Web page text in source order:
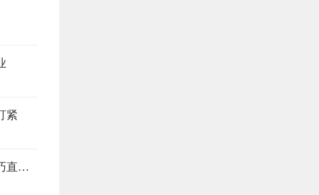
紧
装修别当冤大头，这4个地方最易踩坑，避坑技巧直接抄